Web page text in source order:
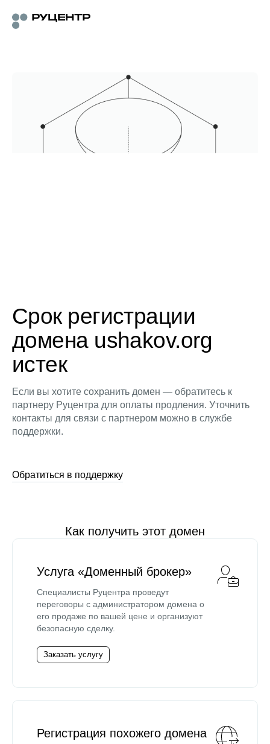
Срок регистрации
домена ushakov.org
истек
Если вы хотите сохранить домен — обратитесь к
партнеру Руцентра для оплаты продления. Уточнить
контакты для связи с партнером можно в службе
поддержки.
Обратиться в поддержку
Как получить этот домен
Услуга «Доменный брокер»
Специалисты Руцентра проведут
переговоры с администратором домена о
его продаже по вашей цене и организуют
безопасную сделку.
Заказать услугу
Регистрация похожего домена